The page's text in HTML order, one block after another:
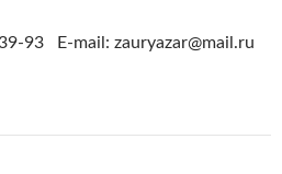
93 E-mail: zauryazar@mail.ru